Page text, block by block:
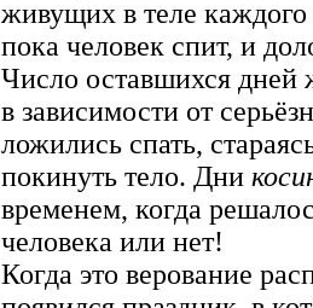
живущих в теле каждого
пока человек спит, и
Число оставшихся дней
в зависимости от
ложились спать,
покинуть тело. Дни
временем, когда
человека или нет!
Когда это верование